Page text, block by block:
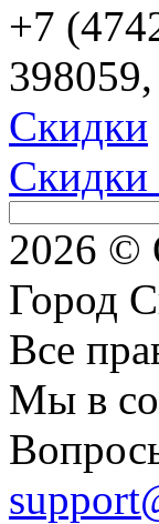
+7
Скидки
Скидки
2026 ©
Город
Все
Мы в